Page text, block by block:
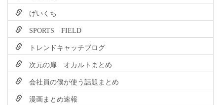
げいくち
SPORTS FIELD
トレンドキャッチブログ
次元の扉 オカルトまとめ
会社員の僕が使う話題まとめ
漫画まとめ速報